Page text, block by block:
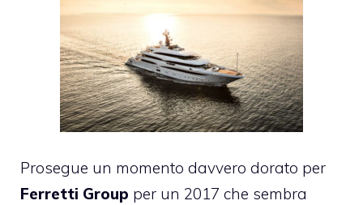
Prosegue un momento davvero dorato per
Ferretti Group per un 2017 che sembra